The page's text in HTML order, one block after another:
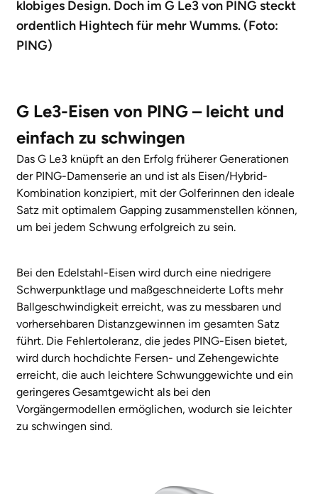
klobiges Design. Doch im G Le3 von PING steckt
ordentlich Hightech für mehr Wumms. (Foto:
PING)
G Le3-Eisen von PING – leicht und
einfach zu schwingen
Das G Le3 knüpft an den Erfolg früherer Generationen
der PING-Damenserie an und ist als Eisen/Hybrid-
Kombination konzipiert, mit der Golferinnen den ideale
Satz mit optimalem Gapping zusammenstellen können,
um bei jedem Schwung erfolgreich zu sein.
Bei den Edelstahl-Eisen wird durch eine niedrigere
Schwerpunktlage und maßgeschneiderte Lofts mehr
Ballgeschwindigkeit erreicht, was zu messbaren und
vorhersehbaren Distanzgewinnen im gesamten Satz
führt. Die Fehlertoleranz, die jedes PING-Eisen bietet,
wird durch hochdichte Fersen- und Zehengewichte
erreicht, die auch leichtere Schwunggewichte und ein
geringeres Gesamtgewicht als bei den
Vorgängermodellen ermöglichen, wodurch sie leichter
zu schwingen sind.